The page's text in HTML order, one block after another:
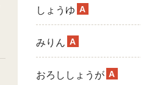
しょうゆ A
みりん A
おろししょうが A
トマト